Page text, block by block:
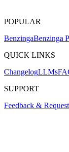
POPULAR
BenzingaBenzinga
QUICK LINKS
ChangelogLLMs
SUPPORT
Feedback &